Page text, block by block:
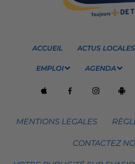
ACCUEIL ACTUS LOCALES
EMPLOI AGENDA
MENTIONS LEGALES
CONTACTEZ